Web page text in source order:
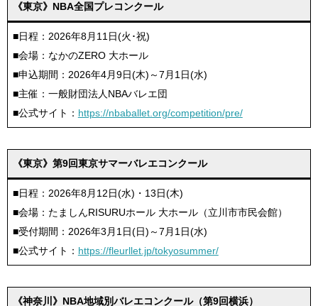
《東京》NBA全国プレコンクール
■日程：2026年8月11日(火･祝)
■会場：なかのZERO 大ホール
■申込期間：2026年4月9日(木)～7月1日(水)
■主催：一般財団法人NBAバレエ団
■公式サイト： https://nbaballet.org/competition/pre/
《東京》第9回東京サマーバレエコンクール
■日程：2026年8月12日(水)・13日(木)
■会場：たましんRISURUホール 大ホール（立川市市民会館）
■受付期間：2026年3月1日(日)～7月1日(水)
■公式サイト： https://fleurllet.jp/tokyosummer/
《神奈川》NBA地域別バレエコンクール（第9回横浜）